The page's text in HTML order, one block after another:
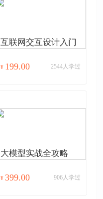
互联网交互设计入门
¥ 199.00 2544人学过
大模型实战全攻略
¥ 399.00 906人学过